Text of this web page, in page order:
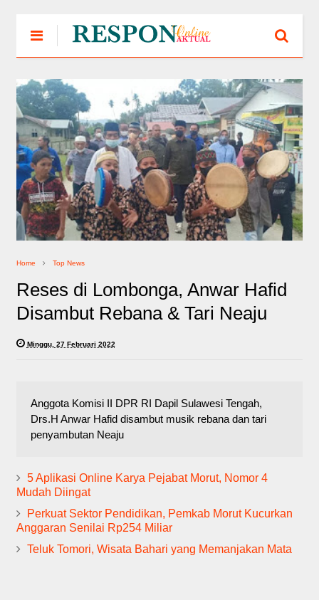
Home Top News
Reses di Lombonga, Anwar Hafid
Disambut Rebana & Tari Neaju
Minggu, 27 Februari 2022
Anggota Komisi II DPR RI Dapil Sulawesi Tengah,
Drs.H Anwar Hafid disambut musik rebana dan tari
penyambutan Neaju
5 Aplikasi Online Karya Pejabat Morut, Nomor 4
Mudah Diingat
Perkuat Sektor Pendidikan, Pemkab Morut Kucurkan
Anggaran Senilai Rp254 Miliar
Teluk Tomori, Wisata Bahari yang Memanjakan Mata